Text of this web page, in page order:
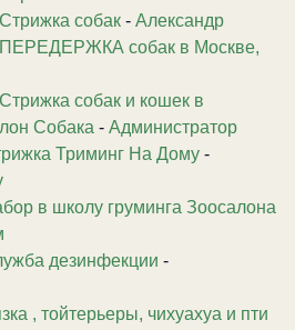
Стрижка собак - Александр
ПЕРЕДЕРЖКА собак в Москве,
Стрижка собак и кошек в
Собака - Администратор
Триминг На Дому -
в школу груминга Зоосалона
дезинфекции -
, тойтерьеры, чихуахуа и пти